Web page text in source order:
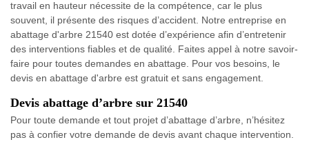
travail en hauteur nécessite de la compétence, car le plus
souvent, il présente des risques d’accident. Notre entreprise en
abattage d'arbre 21540 est dotée d’expérience afin d’entretenir
des interventions fiables et de qualité. Faites appel à notre savoir-
faire pour toutes demandes en abattage. Pour vos besoins, le
devis en abattage d'arbre est gratuit et sans engagement.
Devis abattage d’arbre sur 21540
Pour toute demande et tout projet d’abattage d’arbre, n’hésitez
pas à confier votre demande de devis avant chaque intervention.